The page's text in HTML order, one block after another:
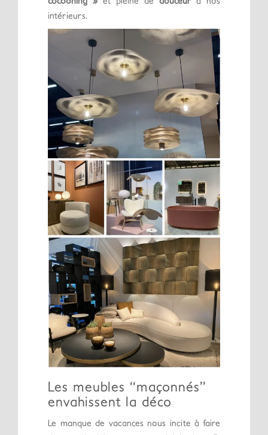
intérieurs.
Les meubles “maçonnés”
envahissent la déco
Le manque de vacances nous incite à faire